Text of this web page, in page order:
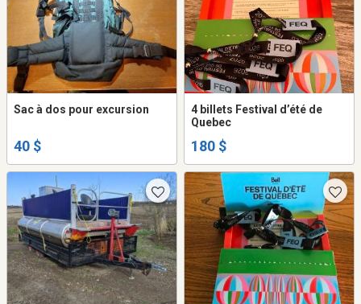
Sac à dos pour excursion
40 $
4 billets Festival d’été de
Quebec
180 $